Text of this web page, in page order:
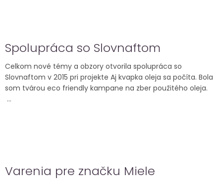
Spolupráca so Slovnaftom
Celkom nové témy a obzory otvorila spolupráca so
Slovnaftom v 2015 pri projekte Aj kvapka oleja sa počíta. Bola
som tvárou eco friendly kampane na zber použitého oleja.
...
Varenia pre značku Miele